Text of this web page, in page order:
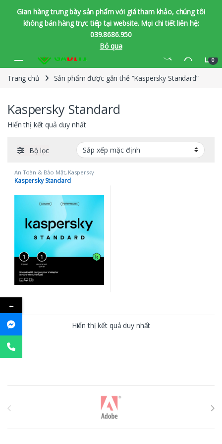
Gian hàng trưng bày sản phẩm với giá tham khảo, chúng tôi
không bán hàng trực tiếp tại website. Mọi chi tiết liên hệ:
039.8686.950
Bỏ qua
0
Trang chủ Sản phẩm được gắn thẻ “Kaspersky Standard”
Kaspersky Standard
Hiển thị kết quả duy nhất
Bộ lọc
An Toàn & Bảo Mật, Kaspersky
Kaspersky Standard
Hiển thị kết quả duy nhất
ư
←